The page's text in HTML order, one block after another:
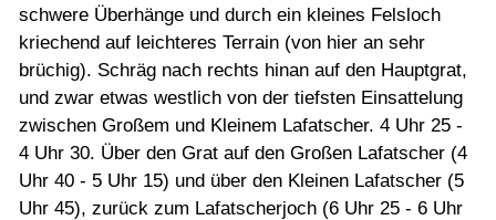
schwere Überhänge und durch ein kleines Felsloch
kriechend auf leichteres Terrain (von hier an sehr
brüchig). Schräg nach rechts hinan auf den Hauptgrat,
und zwar etwas westlich von der tiefsten Einsattelung
zwischen Großem und Kleinem Lafatscher. 4 Uhr 25 -
4 Uhr 30. Über den Grat auf den Großen Lafatscher (4
Uhr 40 - 5 Uhr 15) und über den Kleinen Lafatscher (5
Uhr 45), zurück zum Lafatscherjoch (6 Uhr 25 - 6 Uhr